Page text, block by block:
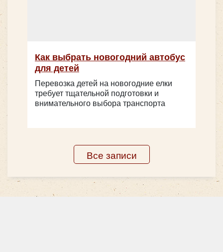
Как выбрать новогодний автобус
для детей
Перевозка детей на новогодние елки
требует тщательной подготовки и
внимательного выбора транспорта
Все записи